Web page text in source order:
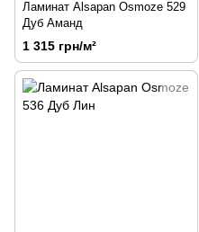
Ламинат Alsapan Osmoze 529
Дуб Аманд
1 315 грн/м²